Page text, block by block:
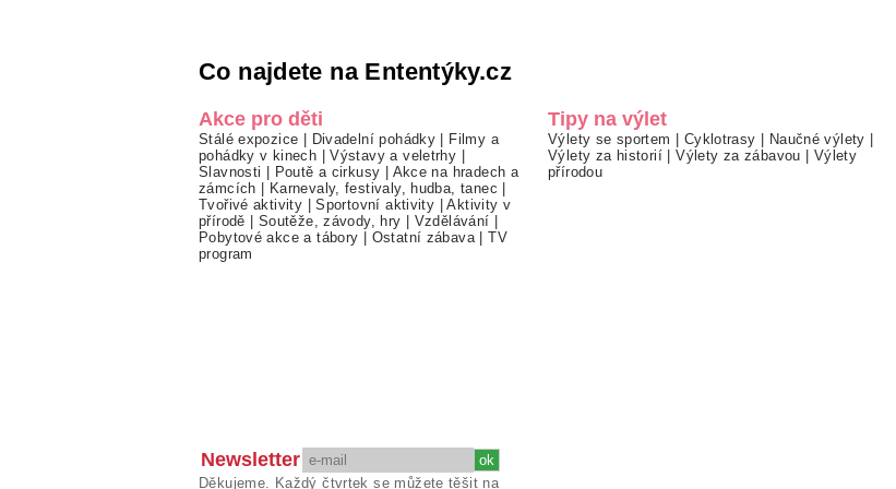
Co najdete na Ententýky.cz
Akce pro děti
Stálé expozice | Divadelní pohádky | Filmy a
pohádky v kinech |Výstavy a veletrhy |
Slavnosti | Poutě a cirkusy | Akce na hradech a
zámcích | Karnevaly, festivaly, hudba, tanec |
Tvořivé aktivity |Sportovní aktivity |Aktivity v
přírodě | Soutěže, závody, hry | Vzdělávání |
Pobytové akce a tábory | Ostatní zábava |TV
program
Tipy na výlet
Výlety se sportem | Cyklotrasy | Naučné výlety |
Výlety za historií |Výlety za zábavou | Výlety
přírodou
Newsletter
Děkujeme. Každý čtvrtek se můžete těšit na